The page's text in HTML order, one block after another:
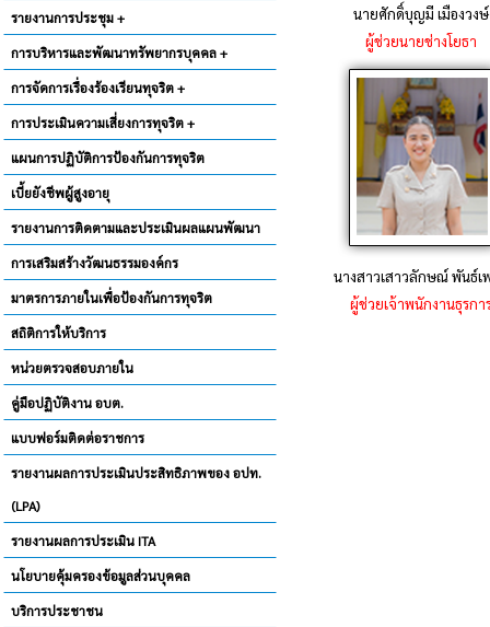
รายงานการประชุม +
การบริหารและพัฒนาทรัพยากรบุคคล +
การจัดการเรื่องร้องเรียนทุจริต +
การประเมินความเสี่ยงการทุจริต +
แผนการปฏิบัติการป้องกันการทุจริต
เบี้ยยังชีพผู้สูงอายุ
รายงานการติดตามและประเมินผลแผนพัฒนา
การเสริมสร้างวัฒนธรรมองค์กร
มาตรการภายในเพื่อป้องกันการทุจริต
สถิติการให้บริการ
หน่วยตรวจสอบภายใน
คู่มือปฏิบัติงาน อบต.
แบบฟอร์มติดต่อราชการ
รายงานผลการประเมินประสิทธิภาพของ อปท.
(LPA)
รายงานผลการประเมิน ITA
นโยบายคุ้มครองข้อมูลส่วนบุคคล
บริการประชาชน
นายศักดิ์บุญมี เมืองวงษ์
ผู้ช่วยนายช่างโยธา
นางสาวเสาวลักษณ์ พันธ์เ
ผู้ช่วยเจ้าพนักงานธุรกา